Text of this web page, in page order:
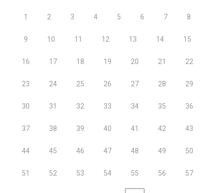
1 2 3 4 5 6 7 8
9 10 11 12 13 14 15
16 17 18 19 20 21 22
23 24 25 26 27 28 29
30 31 32 33 34 35 36
37 38 39 40 41 42 43
44 45 46 47 48 49 50
51 52 53 54 55 56 57